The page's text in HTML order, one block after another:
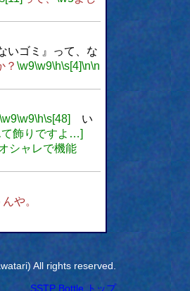
いゴミ』って、な
？ \w9\w9\h\s[4]\n\n
\w9\w9\h\s[48] い
飾りですよ…]
シャレで機能
や。
All rights reserved.
SSTP Bottle トップ